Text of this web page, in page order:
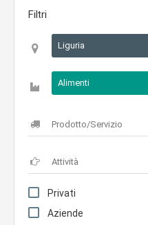
Filtri
Liguria
Alimenti
Privati
Aziende